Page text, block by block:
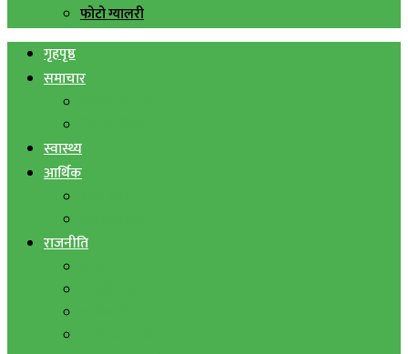
फोटो ग्यालरी
गृहपृष्ठ
समाचार
स्वास्थ्य
आर्थिक
राजनीति